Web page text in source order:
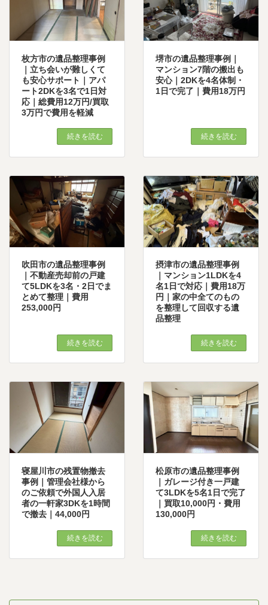
枚方市の遺品整理事例
｜立ち会いが難しくて
も安心サポート｜アパ
ート2DKを3名で1日対
応｜総費用12万円/買取
3万円で費用を軽減
続きを読む
堺市の遺品整理事例｜
マンション7階の搬出も
安心｜2DKを4名体制・
1日で完了｜費用18万円
続きを読む
吹田市の遺品整理事例
｜不動産売却前の戸建
て5LDKを3名・2日でま
とめて整理｜費用
253,000円
続きを読む
摂津市の遺品整理事例
｜マンション1LDKを4
名1日で対応｜費用18万
円｜家の中全てのもの
を整理して回収する遺
品整理
続きを読む
寝屋川市の残置物撤去
事例｜管理会社様から
のご依頼で外国人入居
者の一軒家3DKを1時間
で撤去｜44,000円
続きを読む
松原市の遺品整理事例
｜ガレージ付き一戸建
て3LDKを5名1日で完了
｜買取10,000円・費用
130,000円
続きを読む